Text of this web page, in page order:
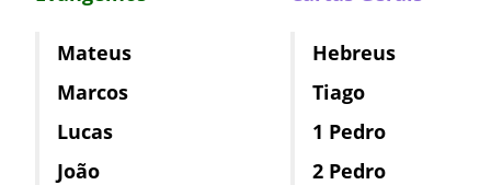
Mateus
Marcos
Lucas
João
Hebreus
Tiago
1 Pedro
2 Pedro